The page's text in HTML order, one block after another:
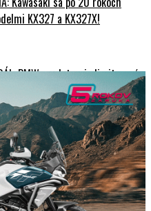
KX327 a KX327X!
BMW predstavuje limitovanú
Man TT!
vs. CB750 Hornet E-Clutch:
spojka od Hondy?